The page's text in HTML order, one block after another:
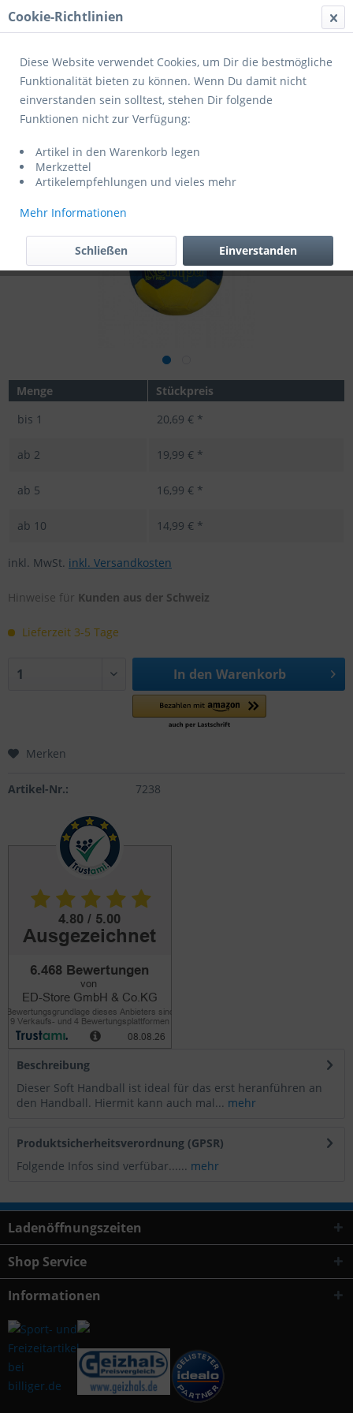
Menü
Übersicht Spezialhandbälle
Menge
Stückpreis
bis 1 20,69 € *
ab 2 19,99 € *
ab 5 16,99 € *
ab 10 14,99 € *
inkl. MwSt. inkl. Versandkosten
Hinweise für Kunden aus der Schweiz
Lieferzeit 3-5 Tage
In den Warenkorb
Merken
Artikel-Nr.: 7238
Beschreibung
Dieser Soft Handball ist ideal für das erst heranführen an
den Handball. Hiermit kann auch mal... mehr
Produktsicherheitsverordnung (GPSR)
Folgende Infos sind verfübar...... mehr
Ladenöffnungszeiten
Shop Service
Informationen
Cookie-Richtlinien
Diese Website verwendet Cookies, um Dir die bestmögliche
Funktionalität bieten zu können. Wenn Du damit nicht
einverstanden sein solltest, stehen Dir folgende
Funktionen nicht zur Verfügung:
Artikel in den Warenkorb legen
Merkzettel
Artikelempfehlungen und vieles mehr
Mehr Informationen
Einverstanden
Schließen